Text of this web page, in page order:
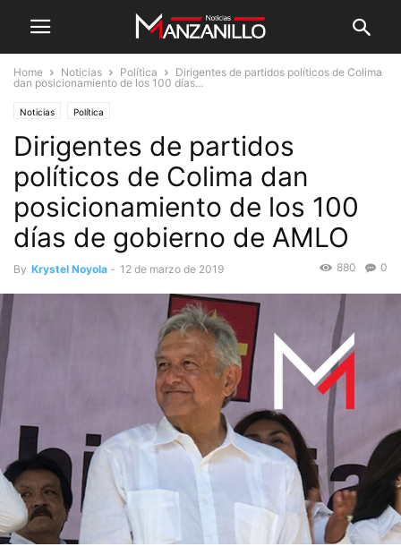
Home Noticias Política
Dirigentes de partidos políticos de Colima
dan posicionamiento de los 100 días...
Noticias Política
Dirigentes de partidos
políticos de Colima dan
posicionamiento de los 100
días de gobierno de AMLO
By Krystel Noyola - 12 de marzo de 2019 0
880